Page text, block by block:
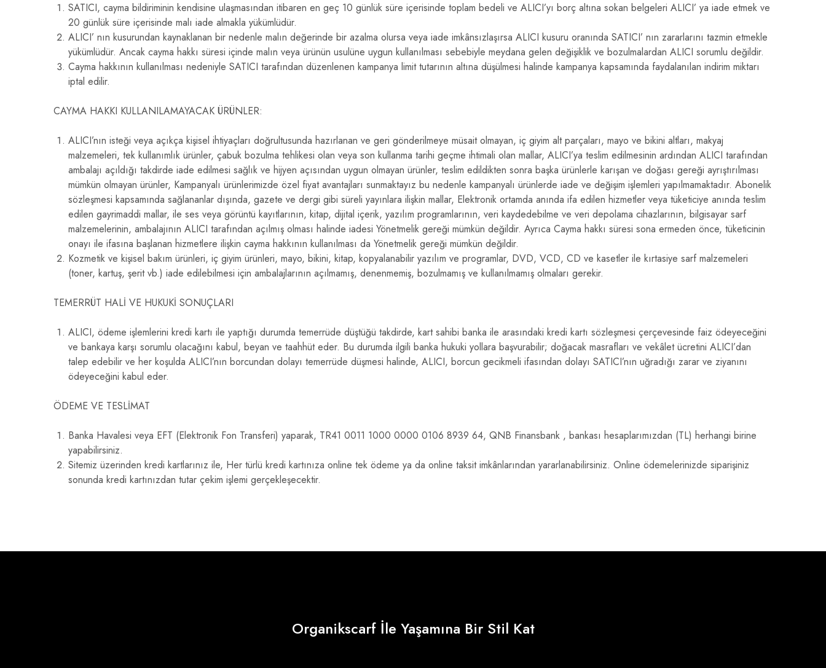
SATICI, cayma bildiriminin kendisine ulaşmasından itibaren en geç 10 günlük süre içerisinde toplam bedeli ve ALICI’yı borç altına sokan belgeleri ALICI’ ya iade etmek ve
20 günlük süre içerisinde malı iade almakla yükümlüdür.
ALICI’ nın kusurundan kaynaklanan bir nedenle malın değerinde bir azalma olursa veya iade imkânsızlaşırsa ALICI kusuru oranında SATICI’ nın zararlarını tazmin etmekle
yükümlüdür. Ancak cayma hakkı süresi içinde malın veya ürünün usulüne uygun kullanılması sebebiyle meydana gelen değişiklik ve bozulmalardan ALICI sorumlu değildir.
Cayma hakkının kullanılması nedeniyle SATICI tarafından düzenlenen kampanya limit tutarının altına düşülmesi halinde kampanya kapsamında faydalanılan indirim miktarı
iptal edilir.
CAYMA HAKKI KULLANILAMAYACAK ÜRÜNLER:
ALICI’nın isteği veya açıkça kişisel ihtiyaçları doğrultusunda hazırlanan ve geri gönderilmeye müsait olmayan, iç giyim alt parçaları, mayo ve bikini altları, makyaj
malzemeleri, tek kullanımlık ürünler, çabuk bozulma tehlikesi olan veya son kullanma tarihi geçme ihtimali olan mallar, ALICI’ya teslim edilmesinin ardından ALICI tarafından
ambalajı açıldığı takdirde iade edilmesi sağlık ve hijyen açısından uygun olmayan ürünler, teslim edildikten sonra başka ürünlerle karışan ve doğası gereği ayrıştırılması
mümkün olmayan ürünler, Kampanyalı ürünlerimizde özel fiyat avantajları sunmaktayız bu nedenle kampanyalı ürünlerde iade ve değişim işlemleri yapılmamaktadır. Abonelik
sözleşmesi kapsamında sağlananlar dışında, gazete ve dergi gibi süreli yayınlara ilişkin mallar, Elektronik ortamda anında ifa edilen hizmetler veya tüketiciye anında teslim
edilen gayrimaddi mallar, ile ses veya görüntü kayıtlarının, kitap, dijital içerik, yazılım programlarının, veri kaydedebilme ve veri depolama cihazlarının, bilgisayar sarf
malzemelerinin, ambalajının ALICI tarafından açılmış olması halinde iadesi Yönetmelik gereği mümkün değildir. Ayrıca Cayma hakkı süresi sona ermeden önce, tüketicinin
onayı ile ifasına başlanan hizmetlere ilişkin cayma hakkının kullanılması da Yönetmelik gereği mümkün değildir.
Kozmetik ve kişisel bakım ürünleri, iç giyim ürünleri, mayo, bikini, kitap, kopyalanabilir yazılım ve programlar, DVD, VCD, CD ve kasetler ile kırtasiye sarf malzemeleri
(toner, kartuş, şerit vb.) iade edilebilmesi için ambalajlarının açılmamış, denenmemiş, bozulmamış ve kullanılmamış olmaları gerekir.
TEMERRÜT HALİ VE HUKUKİ SONUÇLARI
ALICI, ödeme işlemlerini kredi kartı ile yaptığı durumda temerrüde düştüğü takdirde, kart sahibi banka ile arasındaki kredi kartı sözleşmesi çerçevesinde faiz ödeyeceğini
ve bankaya karşı sorumlu olacağını kabul, beyan ve taahhüt eder. Bu durumda ilgili banka hukuki yollara başvurabilir; doğacak masrafları ve vekâlet ücretini ALICI’dan
talep edebilir ve her koşulda ALICI’nın borcundan dolayı temerrüde düşmesi halinde, ALICI, borcun gecikmeli ifasından dolayı SATICI’nın uğradığı zarar ve ziyanını
ödeyeceğini kabul eder.
ÖDEME VE TESLİMAT
Banka Havalesi veya EFT (Elektronik Fon Transferi) yaparak, TR41 0011 1000 0000 0106 8939 64, QNB Finansbank , bankası hesaplarımızdan (TL) herhangi birine
yapabilirsiniz.
Sitemiz üzerinden kredi kartlarınız ile, Her türlü kredi kartınıza online tek ödeme ya da online taksit imkânlarından yararlanabilirsiniz. Online ödemelerinizde siparişiniz
sonunda kredi kartınızdan tutar çekim işlemi gerçekleşecektir.
Organikscarf İle Yaşamına Bir Stil Kat